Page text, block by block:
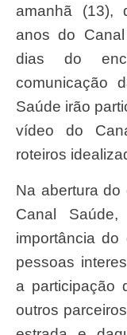
amanhã (13),
anos do
dias do
comunicação
Saúde irão
vídeo do
roteiros
Na abertura do encontro o superintendente do
Canal
importância
pessoas
a participação
outros